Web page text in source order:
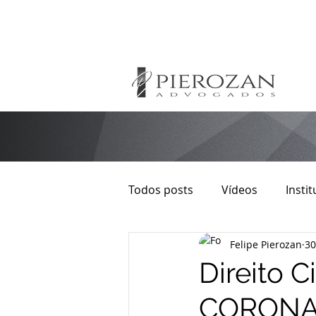
Todos posts Vídeos
Direito Autoral
Direito
Felipe Pierozan